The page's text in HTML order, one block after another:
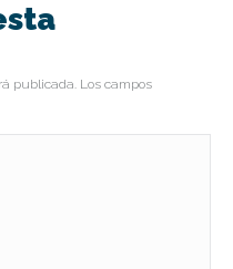
publicada. Los campos